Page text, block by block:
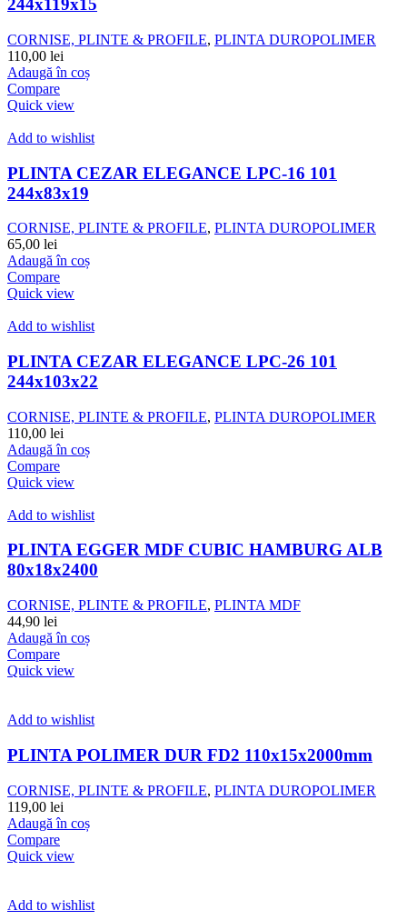
244x119x15
CORNISE, PLINTE & PROFILE, PLINTA DUROPOLIMER
110,00 lei
Adaugă în coș
Compare
Quick view
Add to wishlist
PLINTA CEZAR ELEGANCE LPC-16 101
244x83x19
CORNISE, PLINTE & PROFILE, PLINTA DUROPOLIMER
65,00 lei
Adaugă în coș
Compare
Quick view
Add to wishlist
PLINTA CEZAR ELEGANCE LPC-26 101
244x103x22
CORNISE, PLINTE & PROFILE, PLINTA DUROPOLIMER
110,00 lei
Adaugă în coș
Compare
Quick view
Add to wishlist
PLINTA EGGER MDF CUBIC HAMBURG ALB
80x18x2400
CORNISE, PLINTE & PROFILE, PLINTA MDF
44,90 lei
Adaugă în coș
Compare
Quick view
Add to wishlist
PLINTA POLIMER DUR FD2 110x15x2000mm
CORNISE, PLINTE & PROFILE, PLINTA DUROPOLIMER
119,00 lei
Adaugă în coș
Compare
Quick view
Add to wishlist